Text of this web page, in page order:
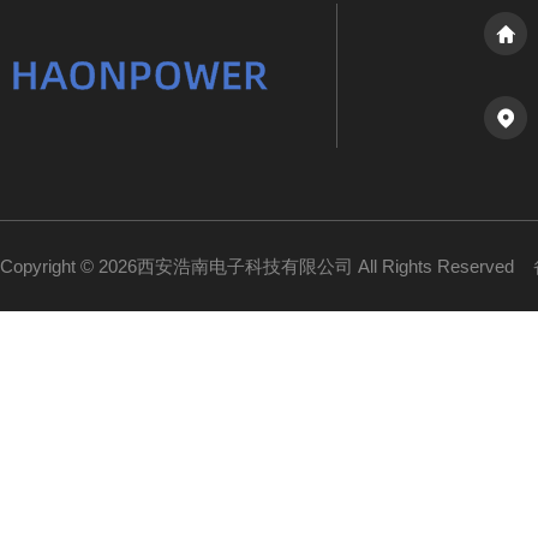
Copyright © 2026西安浩南电子科技有限公司 All Rights Reserved